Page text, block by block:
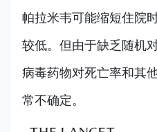
帕拉米韦可能缩短住院
较低。但由于缺乏随机
病毒药物对死亡率和其
常不确定。